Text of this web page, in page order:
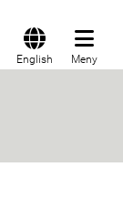
English Meny